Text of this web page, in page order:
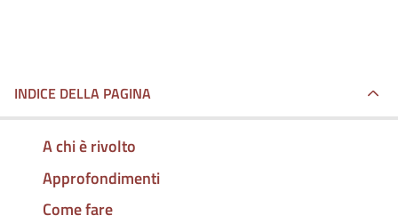
INDICE DELLA PAGINA
A chi è rivolto
Approfondimenti
Come fare